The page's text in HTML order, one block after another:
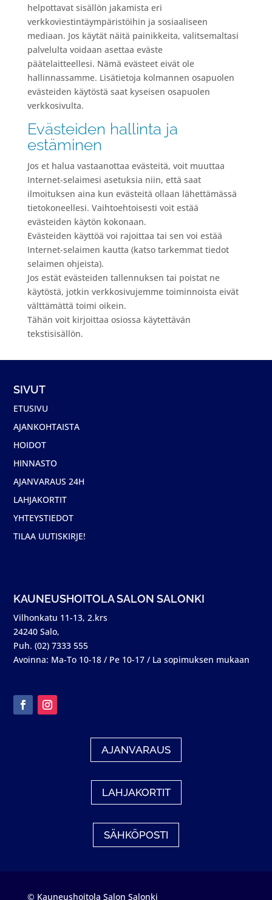
helpottavat sisällön jakamista eri
verkkoviestintäympäristöihin ja sosiaaliseen
mediaan. Jos käytät näitä painikkeita, valitsemaltasi
palvelulta voidaan asettaa eväste
päätelaitteellesi. Nämä evästeet eivät ole
hallinnassamme. Lisätietoja kolmannen osapuolen
evästeiden käytöstä saat kyseisen osapuolen
verkkosivulta.
Evästeiden hallinta ja
estäminen
Jos et halua vastaanottaa evästeitä, voit muuttaa
Internet-selaimesi asetuksia niin, että saat
ilmoituksen aina kun evästeitä ollaan lähettämässä
tietokoneellesi. Vaihtoehtoisesti voit estää
evästeiden käytön kokonaan.
Evästeiden käyttöä voi rajoittaa tai sen voi estää
Internet-selaimen kautta (katso tarkemmat tiedot
selaimen ohjeista).
Jos estät evästeiden tallennuksen tai poistat ne
käytöstä, jotkin verkkosivujemme toiminnoista eivät
välttämättä toimi oikein.
Tähän voit kirjoittaa osiossa käytettävän
tekstisisällön.
SIVUT
ETUSIVU
AJANKOHTAISTA
HOIDOT
HINNASTO
AJANVARAUS 24H
LAHJAKORTIT
YHTEYSTIEDOT
TILAA UUTISKIRJE!
KAUNEUSHOITOLA SALON SALONKI
Vilhonkatu 11-13, 2.krs
24240 Salo,
Puh. (02) 7333 555
Avoinna: Ma-To 10-18 / Pe 10-17 / La sopimuksen mukaan
AJANVARAUS
LAHJAKORTIT
SÄHKÖPOSTI
© Kauneushoitola Salon Salonki